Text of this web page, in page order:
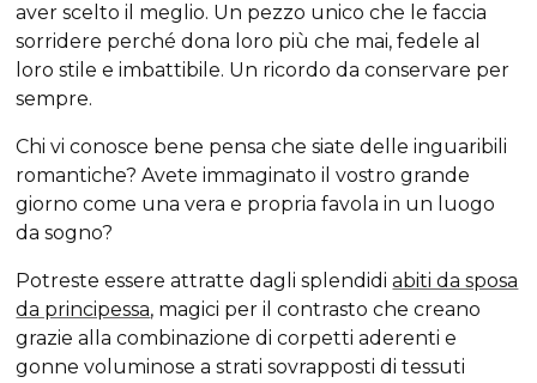
aver scelto il meglio. Un pezzo unico che le faccia
sorridere perché dona loro più che mai, fedele al
loro stile e imbattibile. Un ricordo da conservare per
sempre.
Chi vi conosce bene pensa che siate delle inguaribili
romantiche? Avete immaginato il vostro grande
giorno come una vera e propria favola in un luogo
da sogno?
Potreste essere attratte dagli splendidiabiti da sposa
da principessa, magici per il contrasto che creano
grazie alla combinazione di corpetti aderenti e
gonne voluminose a strati sovrapposti di tessuti